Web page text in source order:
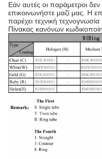
Εάν αυτές οι παράμετροι
επικοινωνήστε μαζί μας. Η
παρέχει τεχνική
Πίνακας κανόνων